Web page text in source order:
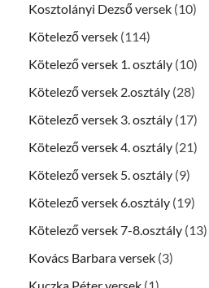
Kosztolányi Dezső versek (10)
Kötelező versek (114)
Kötelező versek 1. osztály (10)
Kötelező versek 2.osztály (28)
Kötelező versek 3. osztály (17)
Kötelező versek 4. osztály (21)
Kötelező versek 5. osztály (9)
Kötelező versek 6.osztály (19)
Kötelező versek 7-8.osztály (13)
Kovács Barbara versek (3)